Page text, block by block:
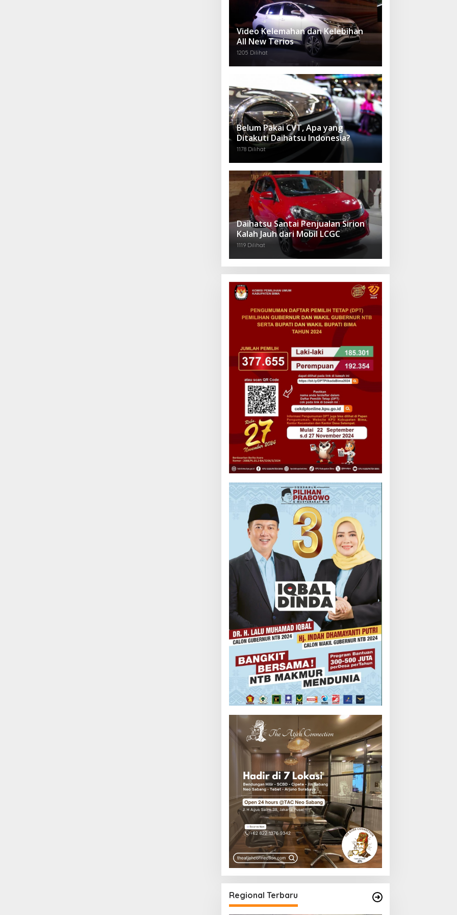
Video Kelemahan dan Kelebihan
All New Terios
1205 Dilihat
Belum Pakai CVT, Apa yang
Ditakuti Daihatsu Indonesia?
1178 Dilihat
Daihatsu Santai Penjualan Sirion
Kalah Jauh dari Mobil LCGC
1119 Dilihat
Regional Terbaru